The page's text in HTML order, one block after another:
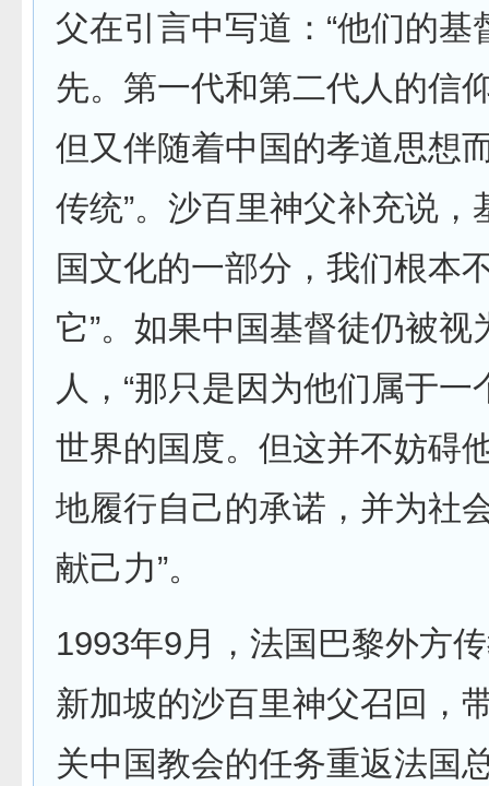
父在引言中写道：“他们的基
先。第一代和第二代人的信
但又伴随着中国的孝道思想
传统”。沙百里神父补充说，
国文化的一部分，我们根本
它”。如果中国基督徒仍被视
人，“那只是因为他们属于一
世界的国度。但这并不妨碍
地履行自己的承诺，并为社
献己力”。
1993年9月，法国巴黎外方
新加坡的沙百里神父召回，
关中国教会的任务重返法国